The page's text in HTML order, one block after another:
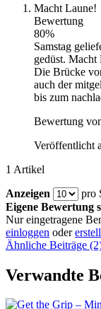
Macht Laune!
Bewertung
80%
Samstag
gedüst.
Die Brücke
auch der
bis zum
Bewertung
Veröffentlicht
1 Artikel
Anzeigen
pro
Eigene Bewertung
Nur eingetragene
einloggen oder
Ähnliche Beiträge
Verwandte